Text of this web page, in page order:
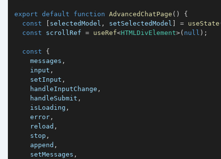
export default function AdvancedChatPage ( )
{
const
[ selectedModel , setSelectedModel ] = useState
const scrollRef = useRef<HTMLDivElement>( null ) ;
const
{
    messages
,
    input
,
    setInput
,
    handleInputChange
,
    handleSubmit
,
    isLoading
,
    error
,
    reload
,
    stop
,
    append
,
    setMessages
,